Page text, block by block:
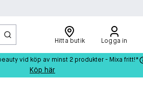
Hitta butik Logga in
vid köp av minst 2 produkter - Mixa fritt!*
Köp här